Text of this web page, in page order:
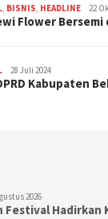
, BISNIS, HEADLINE 22
Flower
28 Juli 2024
Kabupaten
2026
Festival Hadirkan